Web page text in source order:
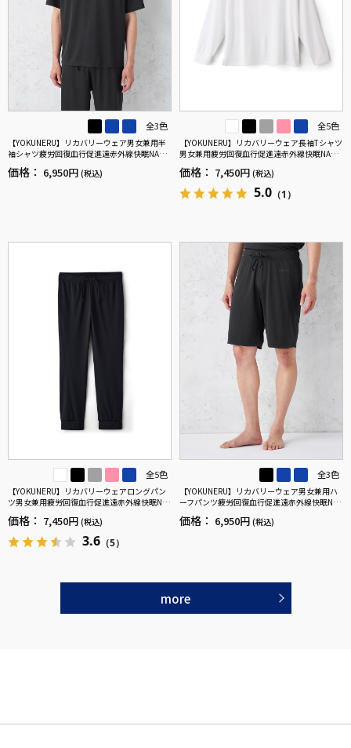
全3色
【YOKUNERU】リカバリーウェア男女兼用半
袖シャツ疲労回復血行促進遠赤外線快眠NANO
MIX(R)【一般医療機器】SS～LLサイズ
価格： 6,950円 (税込)
全5色
【YOKUNERU】リカバリーウェア長袖Tシャツ
男女兼用疲労回復血行促進遠赤外線快眠NANO
MIX(R)【一般医療機器】SS～LLサイズ
価格： 7,450円 (税込)
5.0 （1）
全5色
【YOKUNERU】リカバリーウェアロングパン
ツ男女兼用疲労回復血行促進遠赤外線快眠NA
NOMIX(R)【一般医療機器】SS～LLサイズ
価格： 7,450円 (税込)
3.6 （5）
全3色
【YOKUNERU】リカバリーウェア男女兼用ハ
ーフパンツ疲労回復血行促進遠赤外線快眠NA
NOMIX(R)【一般医療機器】SS～LLサイズ
価格： 6,950円 (税込)
more